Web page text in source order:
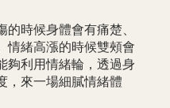
時候身體會有痛楚、
情緒高漲的時候雙頰會
夠利用情緒輪，透過身
，來一場細膩情緒體